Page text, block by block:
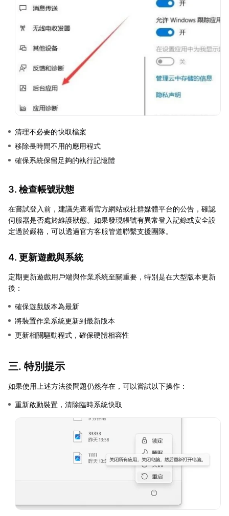
清理不必要的快取檔案
移除長時間不用的應用程式
確保系統保留足夠的執行記憶體
3. 檢查帳號狀態
在嘗試登入前，建議先查看官方網站或社群媒體平台的公告，確認
伺服器是否處於維護狀態。如果發現帳號有異常登入記錄或安全設
定過於嚴格，可以透過官方客服管道聯繫支援團隊。
4. 更新遊戲與系統
定期更新遊戲用戶端與作業系統至關重要，特別是在大型版本更新
後：
確保遊戲版本為最新
將裝置作業系統更新到最新版本
更新相關驅動程式，確保硬體相容性
三. 特別提示
如果使用上述方法後問題仍然存在，可以嘗試以下操作：
重新啟動裝置，清除臨時系統快取